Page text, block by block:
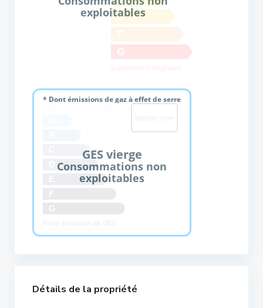
E
G
Logement énergivore
exploitables
* Dont émissions de gaz à effet de serre
GES vierge
Consommations non
exploitables
Détails de la propriété